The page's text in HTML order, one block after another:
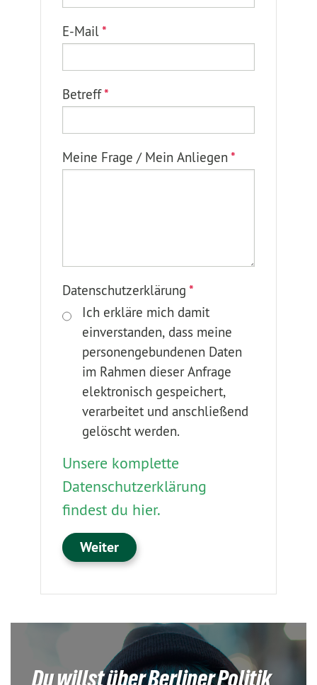
E-Mail*
Betreff*
Meine Frage / Mein Anliegen *
Datenschutzerklärung *
Ich erkläre mich damit
einverstanden, dass meine
personengebundenen Daten
im Rahmen dieser Anfrage
elektronisch gespeichert,
verarbeitet und anschließend
gelöscht werden.
Unsere komplette
Datenschutzerklärung
findest du hier.
Du willst über Berliner Politik